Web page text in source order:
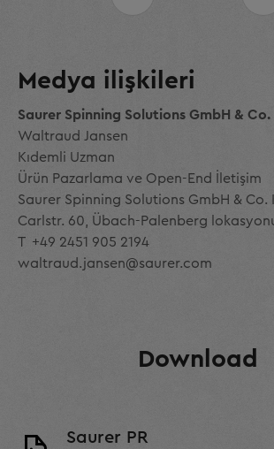
Medya ilişkileri
Saurer Spinning Solutions GmbH & Co.
Waltraud Jansen
Kıdemli Uzman
Ürün Pazarlama ve Open-End İletişim
Saurer Spinning Solutions GmbH & Co.
Carlstr. 60, Übach-Palenberg
T +49 2451 905 2194
waltraud.jansen@saurer.com
Download
Saurer PR